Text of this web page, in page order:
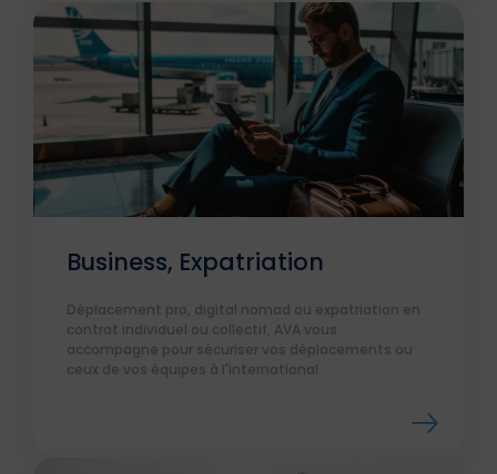
Business, Expatriation
Déplacement pro, digital nomad ou expatriation en
contrat individuel ou collectif, AVA vous
accompagne pour sécuriser vos déplacements ou
ceux de vos équipes à l'international.